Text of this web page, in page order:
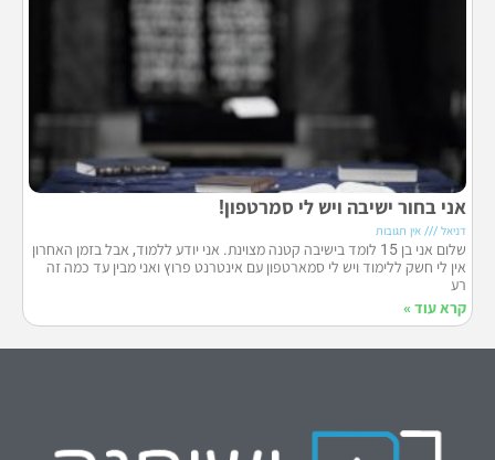
אני בחור ישיבה ויש לי סמרטפון!
דניאל אין תגובות
שלום אני בן 15 לומד בישיבה קטנה מצוינת. אני יודע ללמוד, אבל בזמן האחרון
אין לי חשק ללימוד ויש לי סמארטפון עם אינטרנט פרוץ ואני מבין עד כמה זה
רע
קרא עוד »